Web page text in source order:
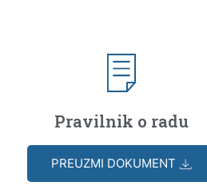
Pravilnik o radu
PREUZMI DOKUMENT